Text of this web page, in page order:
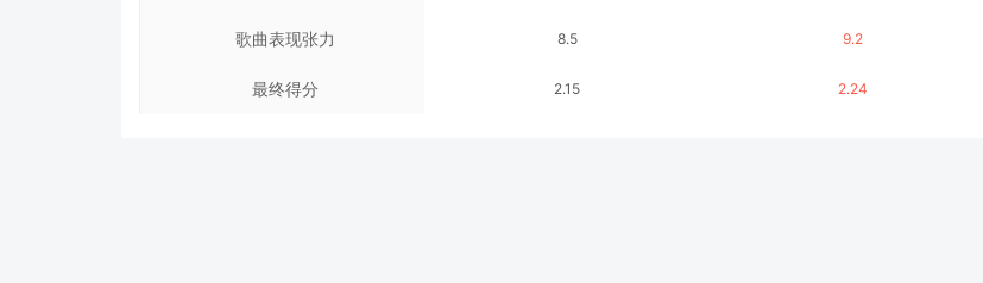
歌曲表现张力
最终得分
8.5
2.15
9.2
2.24